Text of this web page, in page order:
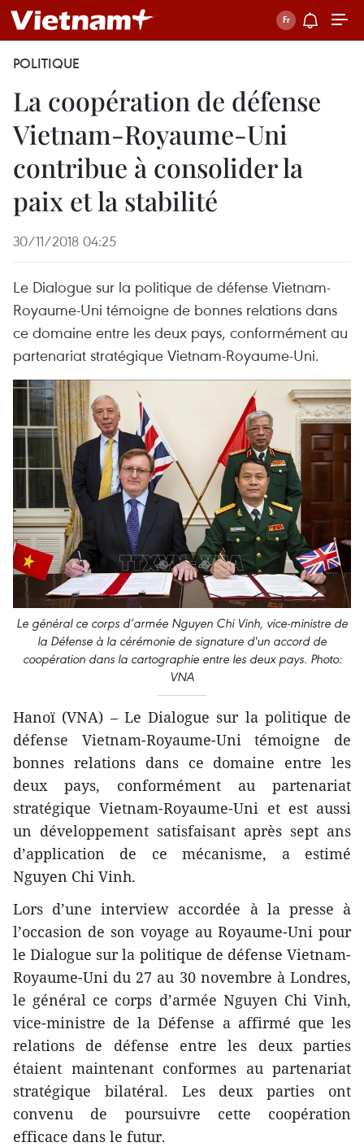
POLITIQUE
La coopération de défense
Vietnam-Royaume-Uni
contribue à consolider la
paix et la stabilité
30/11/2018 04:25
Le Dialogue sur la politique de défense Vietnam-
Royaume-Uni témoigne de bonnes relations dans
ce domaine entre les deux pays, conformément au
partenariat stratégique Vietnam-Royaume-Uni.
Le général ce corps d’armée Nguyen Chi Vinh, vice-ministre de
la Défense à la cérémonie de signature d'un accord de
coopération dans la cartographie entre les deux pays. Photo:
VNA
Hanoï (VNA) – Le Dialogue sur la politique de
défense Vietnam-Royaume-Uni témoigne de
bonnes relations dans ce domaine entre les
deux pays, conformément au partenariat
stratégique Vietnam-Royaume-Uni et est aussi
un développement satisfaisant après sept ans
d’application de ce mécanisme, a estimé
Nguyen Chi Vinh.
Lors d’une interview accordée à la presse à
l’occasion de son voyage au Royaume-Uni pour
le Dialogue sur la politique de défense Vietnam-
Royaume-Uni du 27 au 30 novembre à Londres,
le général ce corps d’armée Nguyen Chi Vinh,
vice-ministre de la Défense a affirmé que les
relations de défense entre les deux parties
étaient maintenant conformes au partenariat
stratégique bilatéral. Les deux parties ont
convenu de poursuivre cette coopération
efficace dans le futur.